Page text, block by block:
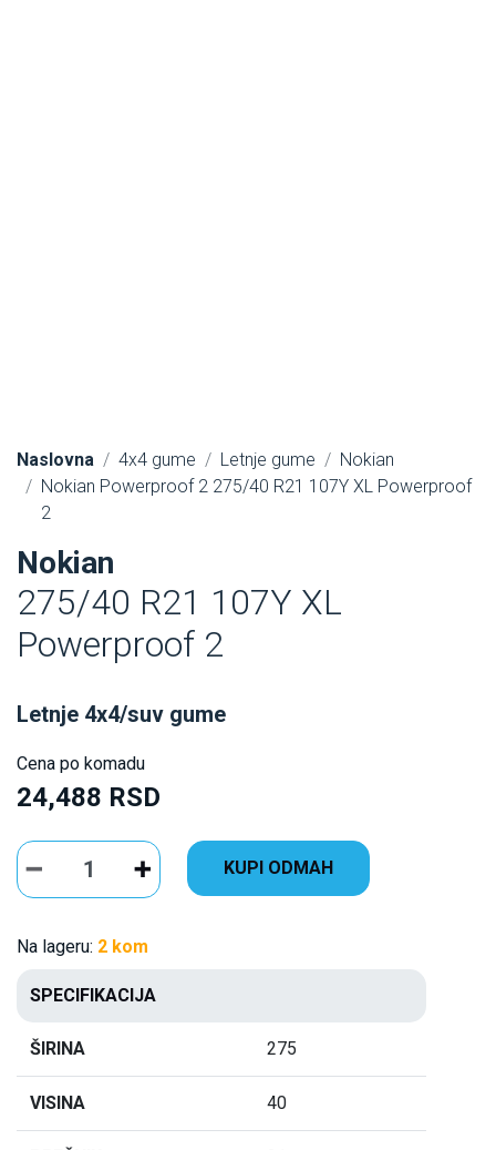
Naslovna 4x4 gume Letnje gume
Nokian
Nokian Powerproof 2 275/40 R21 107Y XL Powerproof
2
Nokian
275/40 R21 107Y XL
Powerproof 2
Letnje 4x4/suv gume
Cena po komadu
24,488 RSD
KUPI ODMAH
Na lageru: 2 kom
SPECIFIKACIJA
ŠIRINA 275
VISINA 40